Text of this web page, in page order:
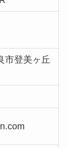
市登美ヶ丘